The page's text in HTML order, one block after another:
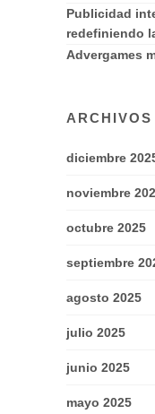
Publicidad
redefiniendo
Advergames
ARCHIVOS
diciembre
noviembre
octubre 2025
septiembre
agosto 2025
julio 2025
junio 2025
mayo 2025